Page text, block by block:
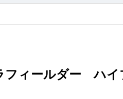
フィールダー ハイ